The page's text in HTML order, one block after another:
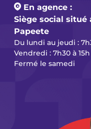
En agence :
Siège social situé
Papeete
Du lundi au jeudi :
Vendredi : 7h30 à 15h
Fermé le samedi